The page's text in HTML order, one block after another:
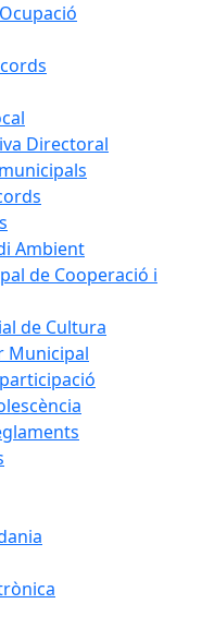
Directoral
Ambient
de Cooperació i
de Cultura
Municipal